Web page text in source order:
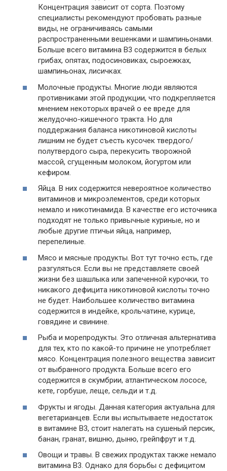
Концентрация зависит от сорта. Поэтому
специалисты рекомендуют пробовать разные
виды, не ограничиваясь самыми
распространенными вешенками и шампиньонами.
Больше всего витамина В3 содержится в белых
грибах, опятах, подосиновиках, сыроежках,
шампиньонах, лисичках.
Молочные продукты. Многие люди являются
противниками этой продукции, что подкрепляется
мнением некоторых врачей о ее вреде для
желудочно-кишечного тракта. Но для
поддержания баланса никотиновой кислоты
лишним не будет съесть кусочек твердого/
полутвердого сыра, перекусить творожной
массой, сгущенным молоком, йогуртом или
кефиром.
Яйца. В них содержится невероятное количество
витаминов и микроэлементов, среди которых
немало и никотинамида. В качестве его источника
подходят не только привычные куриные, но и
любые другие птичьи яйца, например,
перепелиные.
Мясо и мясные продукты. Вот тут точно есть, где
разгуляться. Если вы не представляете своей
жизни без шашлыка или запеченной курочки, то
никакого дефицита никотиновой кислоты точно
не будет. Наибольшее количество витамина
содержится в индейке, крольчатине, курице,
говядине и свинине.
Рыба и морепродукты. Это отличная альтернатива
для тех, кто по какой-то причине не употребляет
мясо. Концентрация полезного вещества зависит
от выбранного продукта. Больше всего его
содержится в скумбрии, атлантическом лососе,
кете, горбуше, леще, сельди и т.д.
Фрукты и ягоды. Данная категория актуальна для
вегетарианцев. Если вы испытываете недостаток
в витамине В3, стоит налегать на сушеный персик,
банан, гранат, вишню, дыню, грейпфрут и т.д.
Овощи и травы. В свежих продуктах также немало
витамина В3. Однако для борьбы с дефицитом